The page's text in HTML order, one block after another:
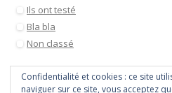
Ils ont testé
Bla bla
Non classé
Confidentialité et cookies : ce site
naviguer sur ce site, vous acceptez